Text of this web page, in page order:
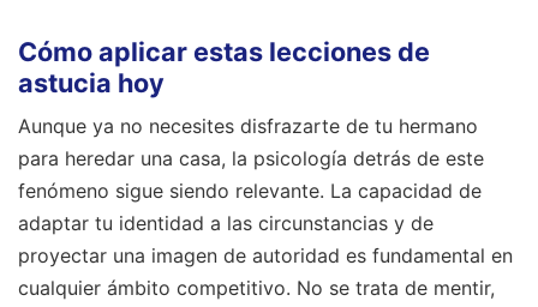
Cómo aplicar estas lecciones de
astucia hoy
Aunque ya no necesites disfrazarte de tu hermano
para heredar una casa, la psicología detrás de este
fenómeno sigue siendo relevante. La capacidad de
adaptar tu identidad a las circunstancias y de
proyectar una imagen de autoridad es fundamental en
cualquier ámbito competitivo. No se trata de mentir,